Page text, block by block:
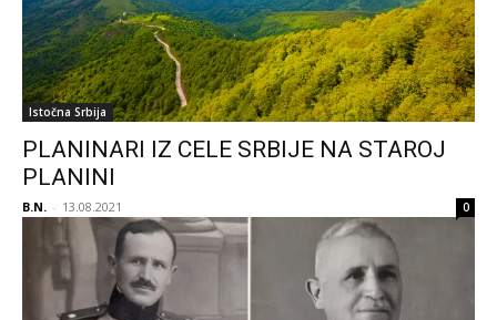
Istočna Srbija
PLANINARI IZ CELE SRBIJE NA STAROJ
PLANINI
B.N. - 13.08.2021 0